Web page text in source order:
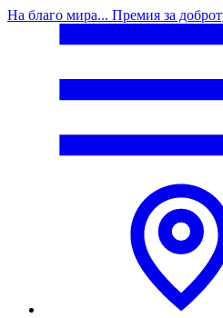
На благо мира... Премия за